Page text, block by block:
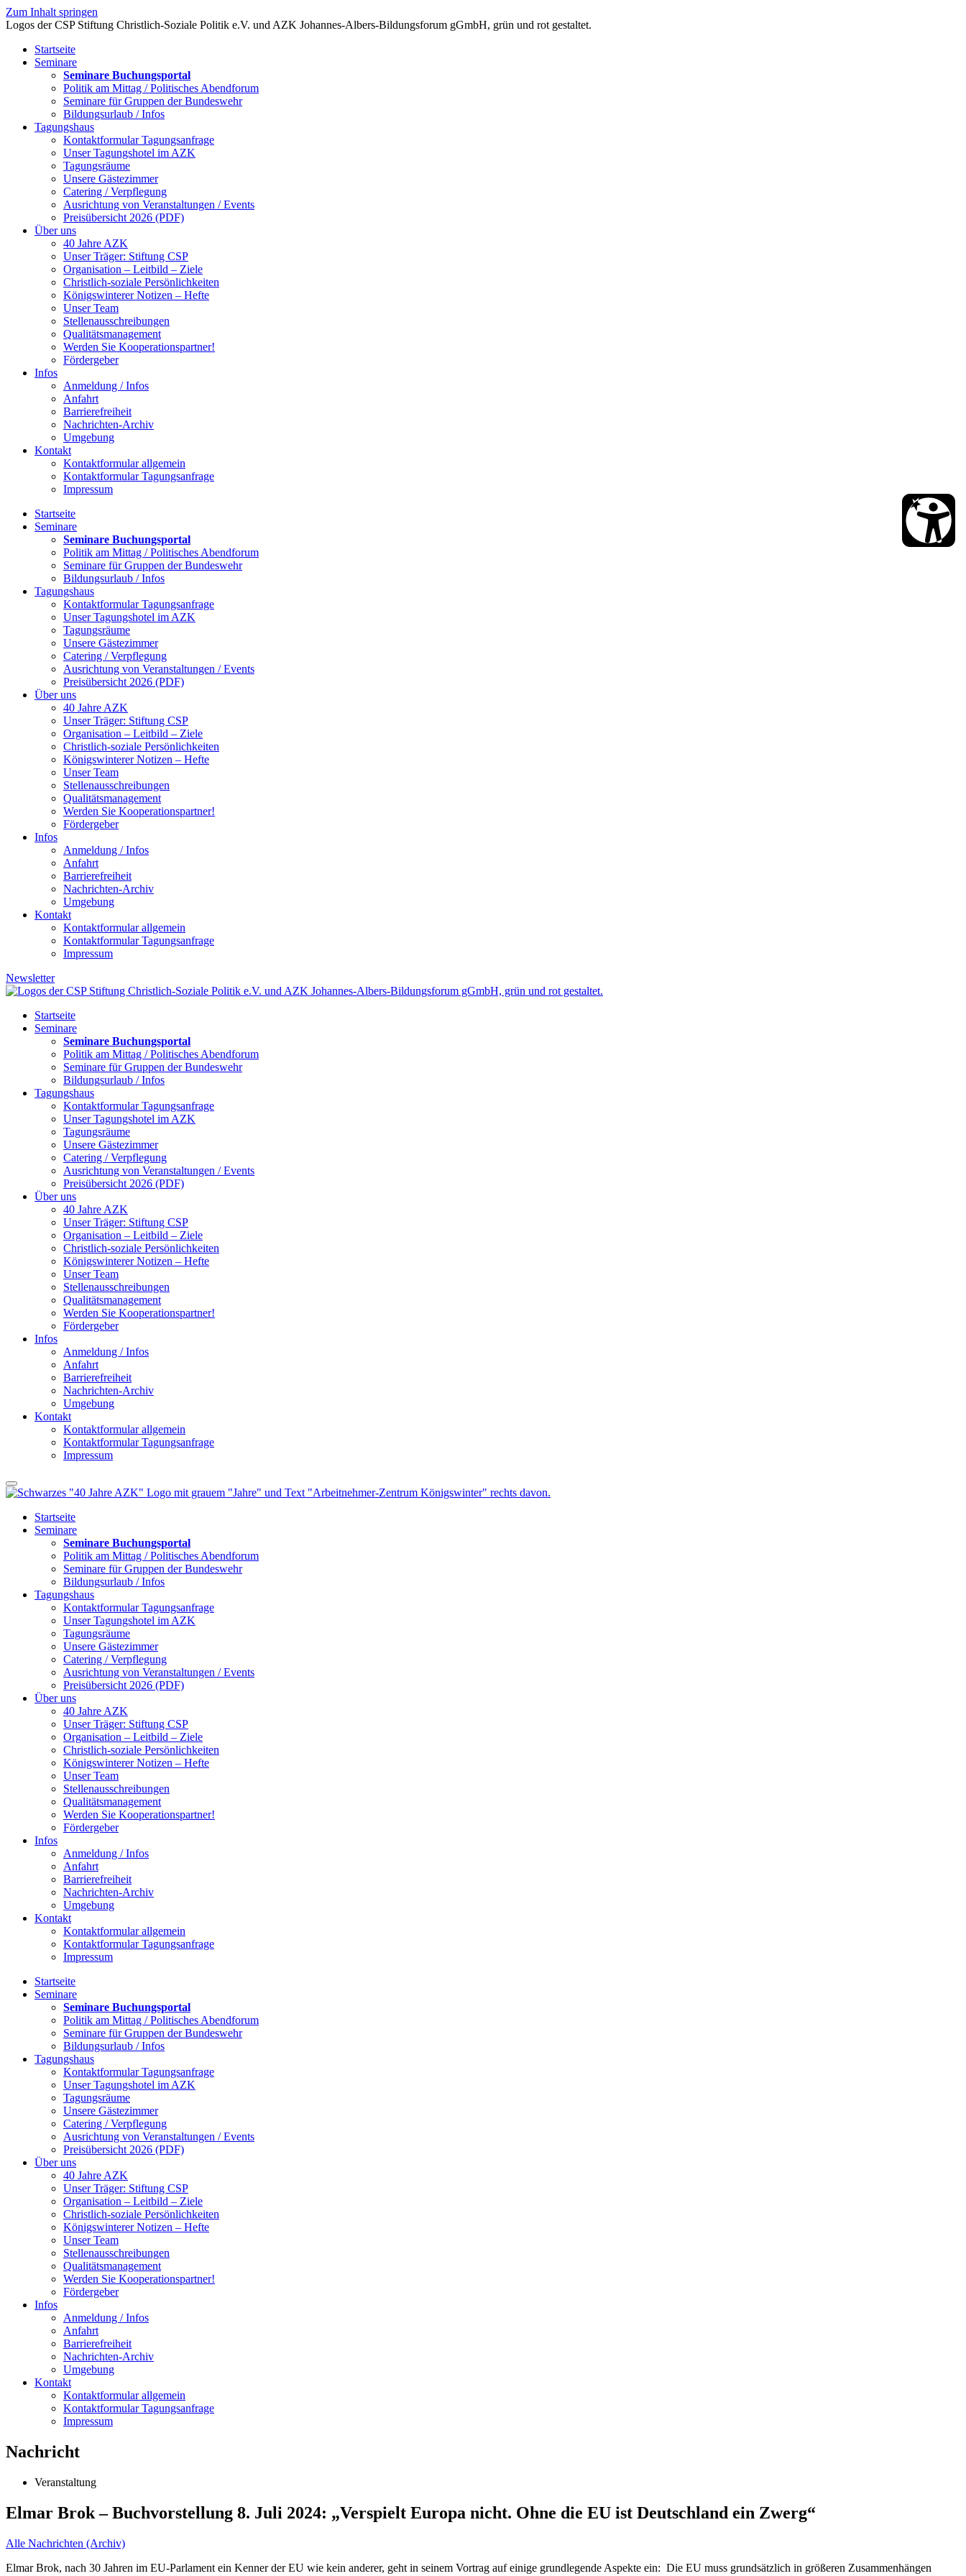
Zum Inhalt springen
Startseite
Seminare
Seminare Buchungsportal
Politik am Mittag / Politisches Abendforum
Seminare für Gruppen der Bundeswehr
Bildungsurlaub / Infos
Tagungshaus
Kontaktformular Tagungsanfrage
Unser Tagungshotel im AZK
Tagungsräume
Unsere Gästezimmer
Catering / Verpflegung
Ausrichtung von Veranstaltungen / Events
Preisübersicht 2026 (PDF)
Über uns
40 Jahre AZK
Unser Träger: Stiftung CSP
Organisation – Leitbild – Ziele
Christlich-soziale Persönlichkeiten
Königswinterer Notizen – Hefte
Unser Team
Stellenausschreibungen
Qualitätsmanagement
Werden Sie Kooperationspartner!
Fördergeber
Infos
Anmeldung / Infos
Anfahrt
Barrierefreiheit
Nachrichten-Archiv
Umgebung
Kontakt
Kontaktformular allgemein
Kontaktformular Tagungsanfrage
Impressum
Startseite
Seminare
Seminare Buchungsportal
Politik am Mittag / Politisches Abendforum
Seminare für Gruppen der Bundeswehr
Bildungsurlaub / Infos
Tagungshaus
Kontaktformular Tagungsanfrage
Unser Tagungshotel im AZK
Tagungsräume
Unsere Gästezimmer
Catering / Verpflegung
Ausrichtung von Veranstaltungen / Events
Preisübersicht 2026 (PDF)
Über uns
40 Jahre AZK
Unser Träger: Stiftung CSP
Organisation – Leitbild – Ziele
Christlich-soziale Persönlichkeiten
Königswinterer Notizen – Hefte
Unser Team
Stellenausschreibungen
Qualitätsmanagement
Werden Sie Kooperationspartner!
Fördergeber
Infos
Anmeldung / Infos
Anfahrt
Barrierefreiheit
Nachrichten-Archiv
Umgebung
Kontakt
Kontaktformular allgemein
Kontaktformular Tagungsanfrage
Impressum
Newsletter
Startseite
Seminare
Seminare Buchungsportal
Politik am Mittag / Politisches Abendforum
Seminare für Gruppen der Bundeswehr
Bildungsurlaub / Infos
Tagungshaus
Kontaktformular Tagungsanfrage
Unser Tagungshotel im AZK
Tagungsräume
Unsere Gästezimmer
Catering / Verpflegung
Ausrichtung von Veranstaltungen / Events
Preisübersicht 2026 (PDF)
Über uns
40 Jahre AZK
Unser Träger: Stiftung CSP
Organisation – Leitbild – Ziele
Christlich-soziale Persönlichkeiten
Königswinterer Notizen – Hefte
Unser Team
Stellenausschreibungen
Qualitätsmanagement
Werden Sie Kooperationspartner!
Fördergeber
Infos
Anmeldung / Infos
Anfahrt
Barrierefreiheit
Nachrichten-Archiv
Umgebung
Kontakt
Kontaktformular allgemein
Kontaktformular Tagungsanfrage
Impressum
Startseite
Seminare
Seminare Buchungsportal
Politik am Mittag / Politisches Abendforum
Seminare für Gruppen der Bundeswehr
Bildungsurlaub / Infos
Tagungshaus
Kontaktformular Tagungsanfrage
Unser Tagungshotel im AZK
Tagungsräume
Unsere Gästezimmer
Catering / Verpflegung
Ausrichtung von Veranstaltungen / Events
Preisübersicht 2026 (PDF)
Über uns
40 Jahre AZK
Unser Träger: Stiftung CSP
Organisation – Leitbild – Ziele
Christlich-soziale Persönlichkeiten
Königswinterer Notizen – Hefte
Unser Team
Stellenausschreibungen
Qualitätsmanagement
Werden Sie Kooperationspartner!
Fördergeber
Infos
Anmeldung / Infos
Anfahrt
Barrierefreiheit
Nachrichten-Archiv
Umgebung
Kontakt
Kontaktformular allgemein
Kontaktformular Tagungsanfrage
Impressum
Startseite
Seminare
Seminare Buchungsportal
Politik am Mittag / Politisches Abendforum
Seminare für Gruppen der Bundeswehr
Bildungsurlaub / Infos
Tagungshaus
Kontaktformular Tagungsanfrage
Unser Tagungshotel im AZK
Tagungsräume
Unsere Gästezimmer
Catering / Verpflegung
Ausrichtung von Veranstaltungen / Events
Preisübersicht 2026 (PDF)
Über uns
40 Jahre AZK
Unser Träger: Stiftung CSP
Organisation – Leitbild – Ziele
Christlich-soziale Persönlichkeiten
Königswinterer Notizen – Hefte
Unser Team
Stellenausschreibungen
Qualitätsmanagement
Werden Sie Kooperationspartner!
Fördergeber
Infos
Anmeldung / Infos
Anfahrt
Barrierefreiheit
Nachrichten-Archiv
Umgebung
Kontakt
Kontaktformular allgemein
Kontaktformular Tagungsanfrage
Impressum
Nachricht
Veranstaltung
Elmar Brok – Buchvorstellung 8. Juli 2024: „Verspielt Europa nicht. Ohne die EU ist Deutschland ein Zwerg“
Alle Nachrichten (Archiv)
Elmar Brok, nach 30 Jahren im EU-Parlament ein Kenner der EU wie kein anderer, geht in seinem Vortrag auf einige grundlegende Aspekte ein: Die EU muss grundsätzlich in größeren Zusammenhängen